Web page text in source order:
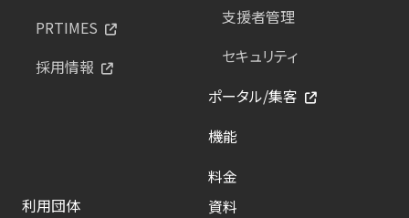
PRTIMES
採用情報
支援者管理
セキュリティ
ポータル/集客
機能
料金
利用団体
資料